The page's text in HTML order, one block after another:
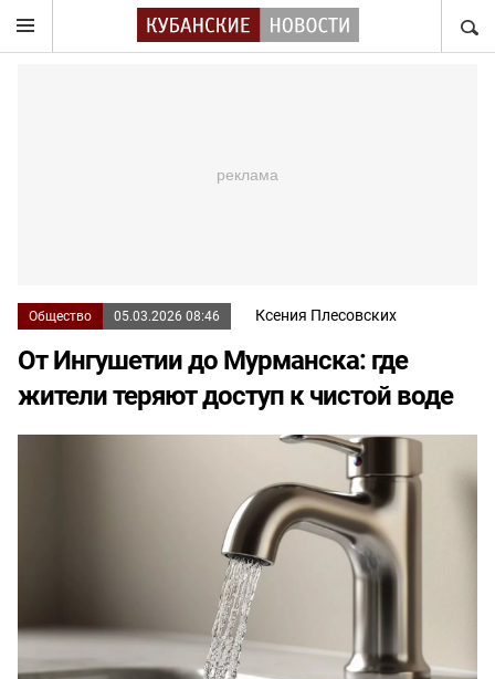
Общество 05.03.2026 08:46 Ксения Плесовских
От Ингушетии до Мурманска: где
жители теряют доступ к чистой воде